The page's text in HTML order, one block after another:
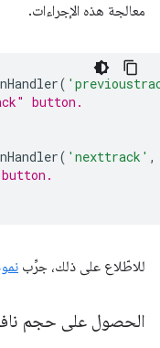
معالجة هذه الإجراءات.
(
button.
( 'nexttrack' ,
للاطّلاع على ذلك، جرِّب
الحصول على حجم